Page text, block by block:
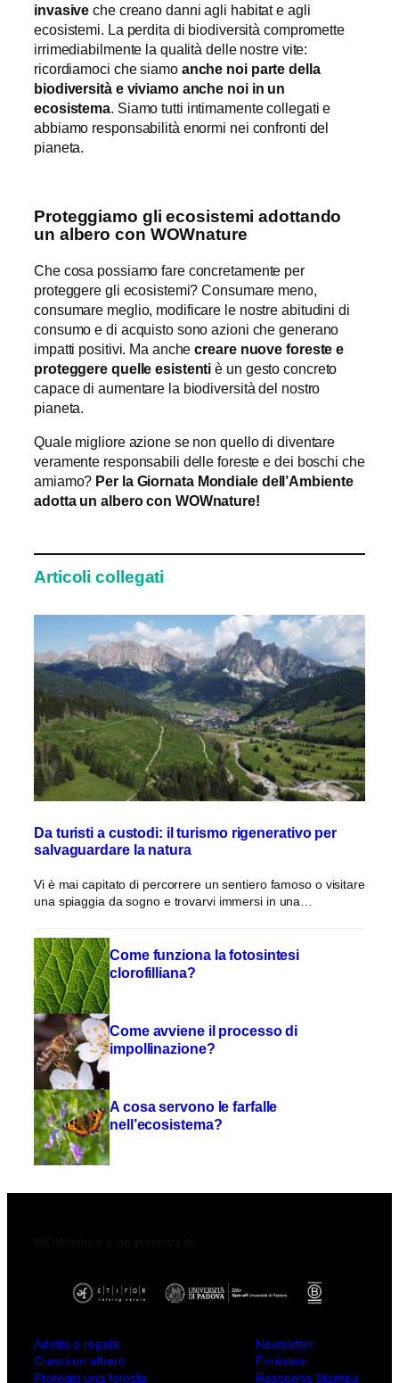
invasive che creano danni agli habitat e agli
ecosistemi. La perdita di biodiversità compromette
irrimediabilmente la qualità delle nostre vite:
ricordiamoci che siamo anche noi parte della
biodiversità e viviamo anche noi in un
ecosistema. Siamo tutti intimamente collegati e
abbiamo responsabilità enormi nei confronti del
pianeta.
Proteggiamo gli ecosistemi adottando
un albero con WOWnature
Che cosa possiamo fare concretamente per
proteggere gli ecosistemi? Consumare meno,
consumare meglio, modificare le nostre abitudini di
consumo e di acquisto sono azioni che generano
impatti positivi. Ma anchecreare nuove foreste e
proteggere quelle esistenti è un gesto concreto
capace di aumentare la biodiversità del nostro
pianeta.
Quale migliore azione se non quello di diventare
veramente responsabili delle foreste e dei boschi che
amiamo? Per la Giornata Mondiale dell’Ambiente
adotta un albero con WOWnature!
Articoli collegati
Da turisti a custodi: il turismo rigenerativo per
salvaguardare la natura
Vi è mai capitato di percorrere un sentiero famoso o visitare
una spiaggia da sogno e trovarvi immersi in una…
Come funziona la fotosintesi
clorofilliana?
Come avviene il processo di
impollinazione?
A cosa servono le farfalle
nell’ecosistema?
Adotta o regala
Cresci un albero
Proteggi una foresta
Newsletter
Forèstasi
Rassegna Stampa